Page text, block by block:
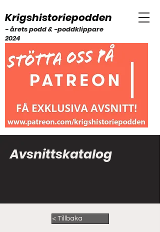
Krigshistoriepodden
- årets podd & -poddklippare
2024
Avsnittskatalog
< Tillbaka